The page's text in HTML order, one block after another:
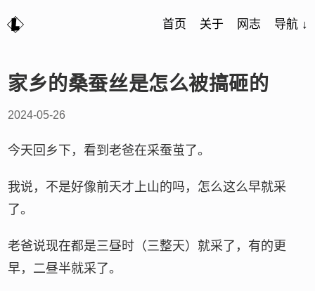
首页 关于 网志 导航 ↓
家乡的桑蚕丝是怎么被搞砸的
2024-05-26
今天回乡下，看到老爸在采蚕茧了。
我说，不是好像前天才上山的吗，怎么这么早就采
了。
老爸说现在都是三昼时（三整天）就采了，有的更
早，二昼半就采了。